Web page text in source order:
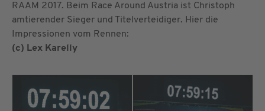
RAAM 2017. Beim Race Around Austria ist Christoph
amtierender Sieger und Titelverteidiger. Hier die
Impressionen vom Rennen:
(c) Lex Karelly